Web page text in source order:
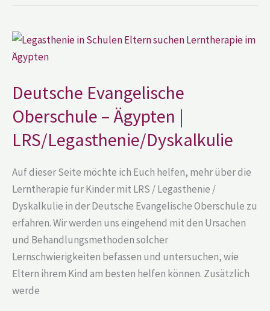
Deutsche Evangelische
Oberschule – Ägypten |
LRS/Legasthenie/Dyskalkulie
Auf dieser Seite möchte ich Euch helfen, mehr über die
Lerntherapie für Kinder mit LRS / Legasthenie /
Dyskalkulie in der Deutsche Evangelische Oberschule zu
erfahren. Wir werden uns eingehend mit den Ursachen
und Behandlungsmethoden solcher
Lernschwierigkeiten befassen und untersuchen, wie
Eltern ihrem Kind am besten helfen können. Zusätzlich
werde
Deutsche
Evangelische
Oberschule
–
|
LRS/Legasthenie/Dyskalkulie